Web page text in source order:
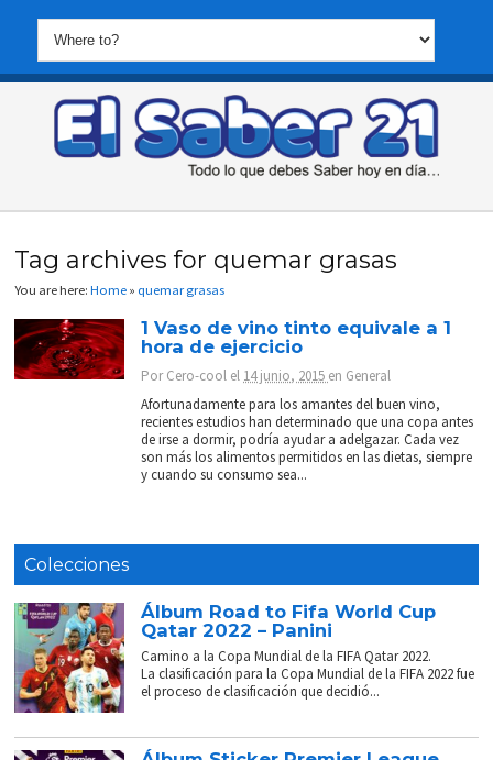
Tag archives for quemar grasas
You are here:Home » quemar grasas
1 Vaso de vino tinto equivale a 1
hora de ejercicio
PorCero-cool el 14 junio, 2015 en General
Afortunadamente para los amantes del buen vino,
recientes estudios han determinado que una copa antes
de irse a dormir, podría ayudar a adelgazar. Cada vez
son más los alimentos permitidos en las dietas, siempre
y cuando su consumo sea...
Colecciones
Álbum Road to Fifa World Cup
Qatar 2022 – Panini
Camino a la Copa Mundial de la FIFA Qatar 2022.
La clasificación para la Copa Mundial de la FIFA 2022 fue
el proceso de clasificación que decidió...